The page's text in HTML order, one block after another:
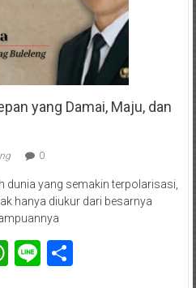
yang Damai, Maju, dan
0
dunia yang semakin terpolarisasi,
hanya diukur dari besarnya
WhatsApp
LineShare